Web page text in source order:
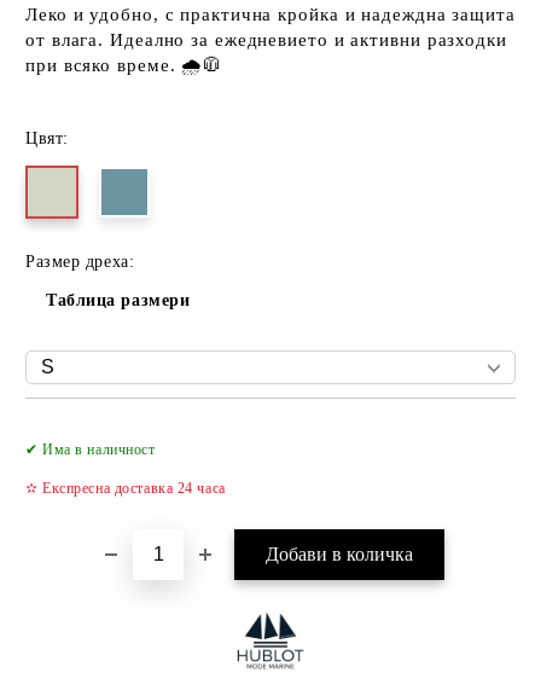
Леко и удобно, с практична кройка и надеждна защита
от влага. Идеално за ежедневието и активни разходки
при всяко време. 🌧️🧥
Цвят:
Размер дреха:
Таблица размери
✔ Има в наличност
✫ Експресна доставка 24 часа